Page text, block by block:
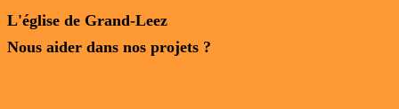
L'église de Grand-Leez
Nous aider dans nos projets ?